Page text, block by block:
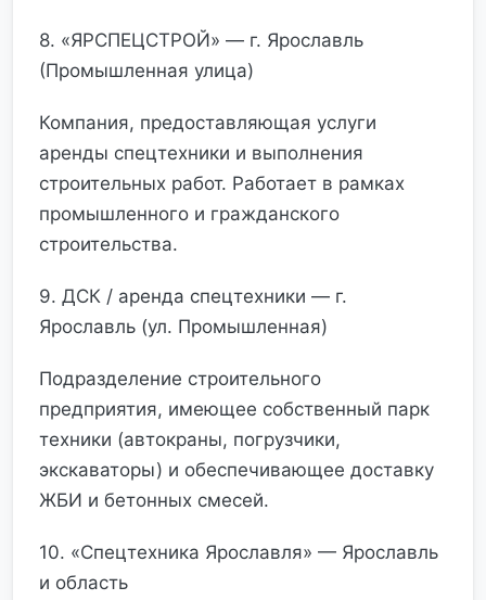
8. «ЯРСПЕЦСТРОЙ» — г. Ярославль
(Промышленная улица)
Компания, предоставляющая услуги
аренды спецтехники и выполнения
строительных работ. Работает в рамках
промышленного и гражданского
строительства.
9. ДСК / аренда спецтехники — г.
Ярославль (ул. Промышленная)
Подразделение строительного
предприятия, имеющее собственный парк
техники (автокраны, погрузчики,
экскаваторы) и обеспечивающее доставку
ЖБИ и бетонных смесей.
10. «Спецтехника Ярославля» — Ярославль
и область